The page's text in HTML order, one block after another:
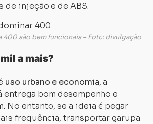
de injeção e de ABS.
400 são bem funcionais – Foto: divulgação
a mais?
uso urbano e economia, a
entrega bom desempenho e
No entanto, se a ideia é pegar
frequência, transportar garupa